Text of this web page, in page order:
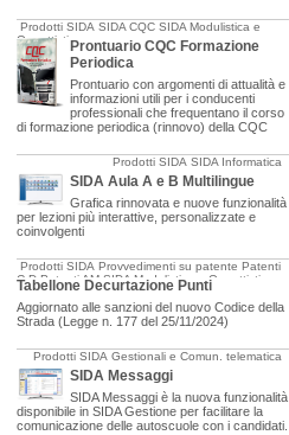
Prodotti SIDA SIDA CQC SIDA Modulistica e
OggettisticaProntuario CQC Formazione
Periodica
Prontuario con argomenti di attualità e
informazioni utili per i conducenti
professionali che frequentano il corso
di formazione periodica (rinnovo) della CQC
Prodotti SIDA SIDA Informatica
SIDA Aula A e B Multilingue
Grafica rinnovata e nuove funzionalità
per lezioni più interattive, personalizzate e
coinvolgenti
Prodotti SIDA Provvedimenti su patente Patenti
C-D Patenti AM SIDA Modulistica e Oggettistica
Tabellone Decurtazione Punti
Aggiornato alle sanzioni del nuovo Codice della
Strada (Legge n. 177 del 25/11/2024)
Prodotti SIDA Gestionali e Comun. telematica
SIDA Messaggi
SIDA Messaggi è la nuova funzionalità
disponibile in SIDA Gestione per facilitare la
comunicazione delle autoscuole con i candidati.